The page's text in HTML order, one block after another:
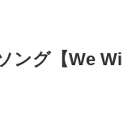
ング【We